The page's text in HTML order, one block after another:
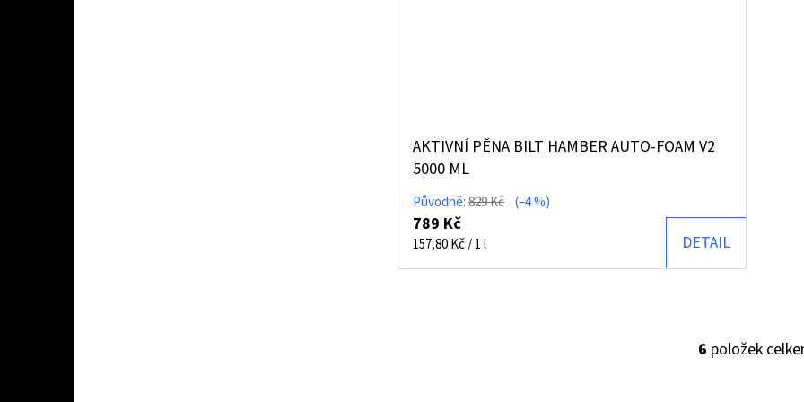
AKTIVNÍ PĚNA BILT HAMBER AUTO-FOAM V2
5000 ML
Původně:829 Kč (–4 %)
789 Kč
Měrná
157,80 Kč / 1 l DETAIL
O
6 položek